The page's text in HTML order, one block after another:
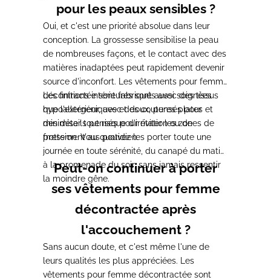
pour les peaux sensibles ?
Oui, et c'est une priorité absolue dans leur
conception. La grossesse sensibilise la peau
de nombreuses façons, et le contact avec des
matières inadaptées peut rapidement devenir
source d'inconfort. Les vêtements pour femme
décontractée sont fabriqués avec des tissus
hypoallergéniques et doux, pensés pour
minimiser tout risque d'irritation ou de
frottement au quotidien.
Les finitions intérieures sont aussi soignées
que l'extérieur, avec des coutures plates et
des détails pensés pour éviter les zones de
pression. Vous pouvez les porter toute une
journée en toute sérénité, du canapé du matin
à la promenade du soir, sans jamais ressentir
la moindre gêne.
Peut-on continuer à porter
ses vêtements pour femme
décontractée après
l'accouchement ?
Sans aucun doute, et c'est même l'une de
leurs qualités les plus appréciées. Les
vêtements pour femme décontractée sont